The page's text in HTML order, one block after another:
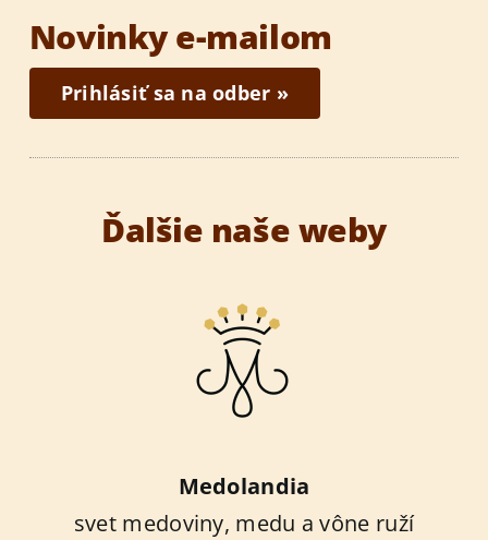
Novinky e-mailom
Prihlásiť sa na odber »
Ďalšie naše weby
Medolandia
svet medoviny, medu a vône ruží